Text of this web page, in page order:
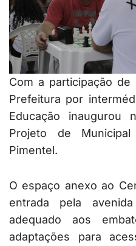
Com a participação
Prefeitura por
Educação
Projeto de
Pimentel.
O espaço anexo ao
entrada pela
adequado aos
adaptações para